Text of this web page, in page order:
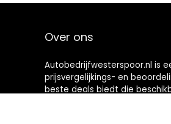
Over ons
Autobedrijfwesterspoor.nl is
prijsvergelijkings- en
beste deals biedt die